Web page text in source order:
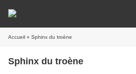
Accueil » Sphinx du troène
Sphinx du troène